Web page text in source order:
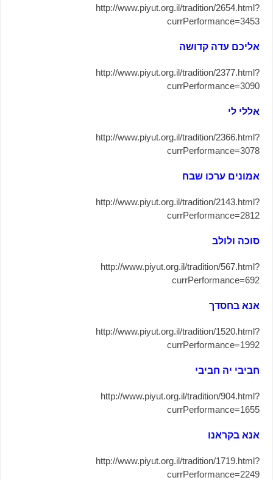
http://www.piyut.org.il/tradition/2654.html?
currPerformance=3453
אליכם עדה קדושה
http://www.piyut.org.il/tradition/2377.html?
currPerformance=3090
אללי לי
http://www.piyut.org.il/tradition/2366.html?
currPerformance=3078
אמונים ערכו שבח
http://www.piyut.org.il/tradition/2143.html?
currPerformance=2812
סוכה ולולב
http://www.piyut.org.il/tradition/567.html?
currPerformance=692
אנא בחסדך
http://www.piyut.org.il/tradition/1520.html?
currPerformance=1992
חביבי יה חביבי
http://www.piyut.org.il/tradition/904.html?
currPerformance=1655
אנא בקראנו
http://www.piyut.org.il/tradition/1719.html?
currPerformance=2249